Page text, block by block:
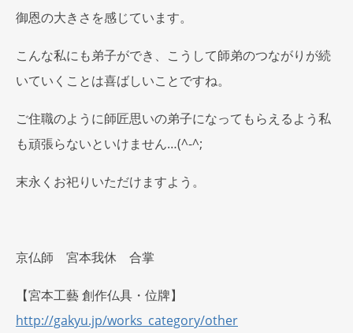
御恩の大きさを感じています。
こんな私にも弟子ができ、こうして師弟のつながりが続
いていくことは喜ばしいことですね。
ご住職のように師匠思いの弟子になってもらえるよう私
も頑張らないといけません…(^-^;
末永くお祀りいただけますよう。
京仏師 宮本我休 合掌
【宮本工藝 創作仏具・位牌】
http://gakyu.jp/works_category/other